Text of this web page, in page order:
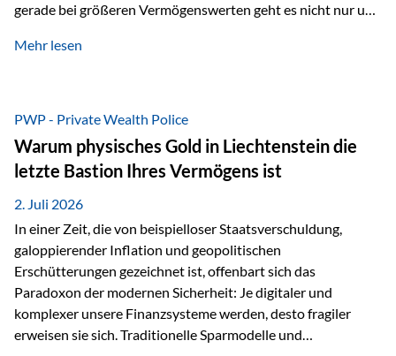
gerade bei größeren Vermögenswerten geht es nicht nur um
sicherzustellen, dass das Vermögen langfristig erhalten
folgende Situation vor: Ein Vater schenkt seiner Tochter
einen Teil seines Vermögens. Einige Jahre später möchte die
Tochter das Geld kurzfristig verwenden, um…
Mehr lesen
PWP - Private Wealth Police
Warum physisches Gold in Liechtenstein die
letzte Bastion Ihres Vermögens ist
2. Juli 2026
In einer Zeit, die von beispielloser Staatsverschuldung,
galoppierender Inflation und geopolitischen
Erschütterungen gezeichnet ist, offenbart sich das
Paradoxon der modernen Sicherheit: Je digitaler und
komplexer unsere Finanzsysteme werden, desto fragiler
erweisen sie sich. Traditionelle Sparmodelle und